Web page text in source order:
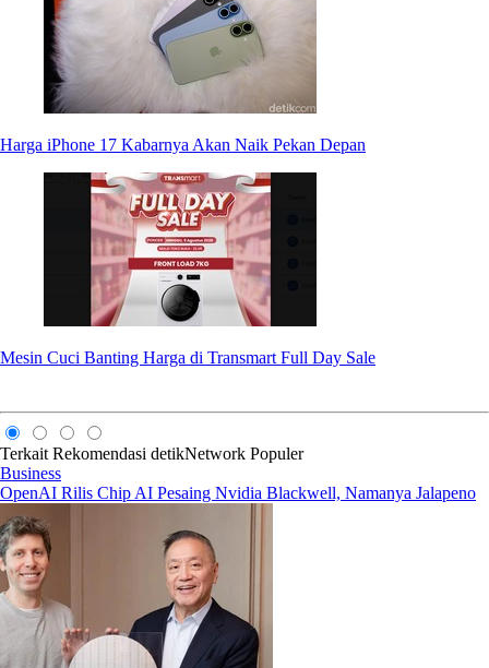
Harga iPhone 17 Kabarnya Akan Naik Pekan Depan
Mesin Cuci Banting Harga di Transmart Full Day Sale
Terkait Rekomendasi detikNetwork Populer
Business
OpenAI Rilis Chip AI Pesaing Nvidia Blackwell, Namanya Jalapeno